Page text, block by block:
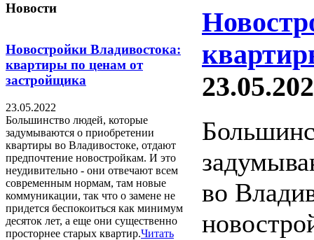
Новости
Новостройки Владивостока:
квартиры по ценам от
застройщика
23.05.2022
Большинство людей, которые
задумываются о приобретении
квартиры во Владивостоке, отдают
предпочтение новостройкам. И это
неудивительно - они отвечают всем
современным нормам, там новые
коммуникации, так что о замене не
придется беспокоиться как минимум
десяток лет, а еще они существенно
просторнее старых квартир.Читать
во